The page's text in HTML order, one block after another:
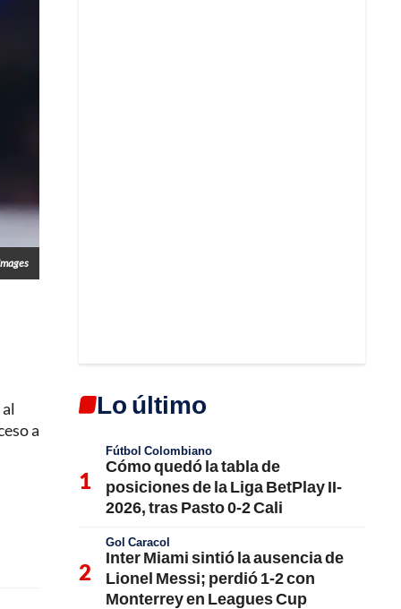
a
Lo último
Fútbol Colombiano
Cómo quedó la tabla de
posiciones de la Liga BetPlay II-
2026, tras Pasto 0-2 Cali
Gol Caracol
Inter Miami sintió la ausencia de
Lionel Messi; perdió 1-2 con
Monterrey en Leagues Cup